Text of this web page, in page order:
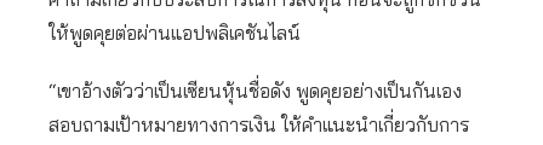
ให้พูดคุยต่อผ่านแอปพลิเคชันไลน์
“เขาอ้างตัวว่าเป็นเซียนหุ้นชื่อดัง พูดคุยอย่างเป็นกันเอง
สอบถามเป้าหมายทางการเงิน ให้คำแนะนำเกี่ยวกับการ